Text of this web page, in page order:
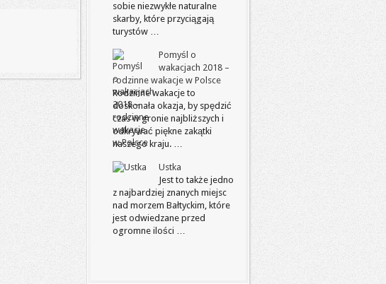
sobie niezwykłe naturalne
skarby, które przyciągają
turystów …
Pomyśl o
wakacjach 2018 –
rodzinne wakacje w Polsce
Rodzinne wakacje to
doskonała okazja, by spędzić
czas w gronie najbliższych i
odkrywać piękne zakątki
naszego kraju. …
Ustka
Jest to także jedno
z najbardziej znanych miejsc
nad morzem Bałtyckim, które
jest odwiedzane przed
ogromne ilości …